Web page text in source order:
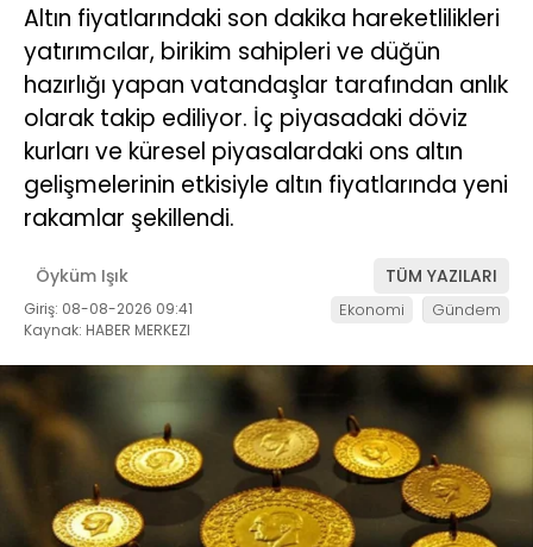
Altın fiyatlarındaki son dakika hareketlilikleri
yatırımcılar, birikim sahipleri ve düğün
hazırlığı yapan vatandaşlar tarafından anlık
olarak takip ediliyor. İç piyasadaki döviz
kurları ve küresel piyasalardaki ons altın
gelişmelerinin etkisiyle altın fiyatlarında yeni
rakamlar şekillendi.
Öyküm Işık TÜM YAZILARI
Giriş: 08-08-2026 09:41
Kaynak: HABER MERKEZI
Ekonomi Gündem